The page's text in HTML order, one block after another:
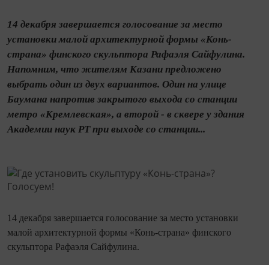
14 декабря завершается голосование за место
установки малой архитектурной формы «Конь-
страна» финского скульптора Рафаэля Сайфулина.
Напомним, что жителям Казани предложено
выбрать один из двух вариантов. Один на улице
Баумана напротив закрытого выхода со станции
метро «Кремлевская», а второй - в сквере у здания
Академии наук РТ при выходе со станции...
14 декабря завершается голосование за место установки
малой архитектурной формы «Конь-страна» финского
скульптора Рафаэля Сайфулина.